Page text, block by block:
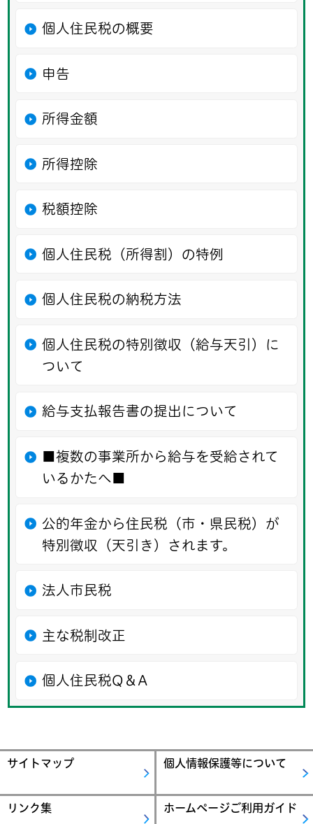
個人住民税の概要
申告
所得金額
所得控除
税額控除
個人住民税（所得割）の特例
個人住民税の納税方法
個人住民税の特別徴収（給与天引）に
ついて
給与支払報告書の提出について
■複数の事業所から給与を受給されて
いるかたへ■
公的年金から住民税（市・県民税）が
特別徴収（天引き）されます。
法人市民税
主な税制改正
個人住民税Q＆A
サイトマップ 個人情報保護等について
リンク集 ホームページご利用ガイド